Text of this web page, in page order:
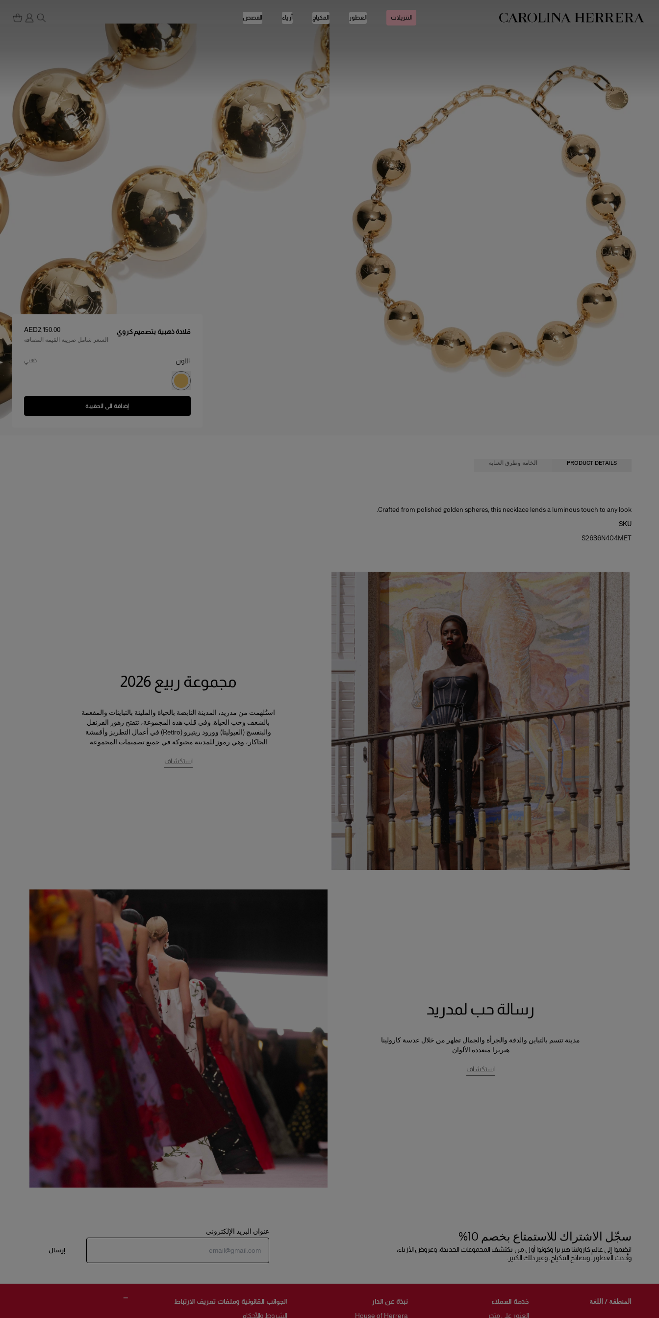
بيان إمكانية الوصول (الرابط)
التنزيلات العطور المكياج أزياء القصص
قلادة ذهبية بتصميم كروي السعر:
AED‌2,150.00
السعر شامل ضريبة القيمة المضافة
:اللون ذهبي
إضافة الى الحقيبة
PRODUCT DETAILS الخامة وطرق العناية
Crafted from polished golden spheres, this necklace lends a luminous touch to any look.
SKU
S2636N404MET
تعليمات الغسيل
تُنظّف الأجزاء المتسخة فقط بقطعة من القماش
مجموعة ربيع 2026
استُلهمت من مدريد، المدينة النابضة بالحياة والمليئة بالتباينات والمفعمة
بالشغف وحب الحياة. وفي قلب هذه المجموعة، تتفتح زهور القرنفل
والبنفسج (الفيوليتا) وورود ريتيرو (Retiro) في أعمال التطريز وأقمشة
الجاكار، وهي رموز للمدينة محبوكة في جميع تصميمات المجموعة
استكشاف
رسالة حب لمدريد
مدينة تتسم بالتباين والدقة والجرأة والجمال تظهر من خلال عدسة كارولينا
هيريرا متعددة الألوان
استكشاف
سجّل الاشتراك للاستمتاع بخصم 10%
انضموا إلى عالم كارولينا هيريرا وكونوا أول من يكتشف المجموعات الجديدة، وعروض الأزياء،
وأحدث العطور، ونصائح المكياج، وغير ذلك الكثير.
عنوان البريد الإلكتروني
إرسال
المنطقة / اللغة
خدمة العملاء
العثور على متجر
نبذة عن الدار
House of Herrera
الجوانب القانونية وملفات تعريف الارتباط
الشروط والأحكام